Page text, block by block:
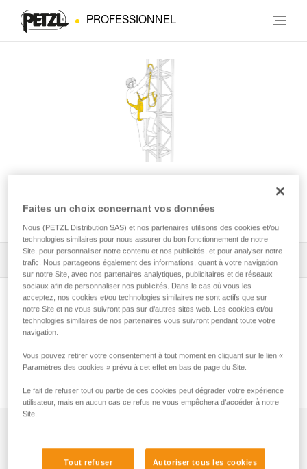
PROFESSIONNEL
ARREST KIT
Tous les conseils techniques 1 Filtrer
Quel type de longes d’antichute choisir ?
Technical Notice
App pour contrôler et suivre vos EPI
Faites un choix concernant vos données
Nous (PETZL Distribution SAS) et nos partenaires utilisons des cookies et/ou
technologies similaires pour nous assurer du bon fonctionnement de notre
Site, pour personnaliser notre contenu et nos publicités, et pour analyser notre
trafic. Nous partageons également des informations, quant à votre navigation
sur notre Site, avec nos partenaires analytiques, publicitaires et de réseaux
sociaux afin de personnaliser nos publicités. Dans le cas où vous les
acceptez, nos cookies et/ou technologies similaires ne sont actifs que sur
notre Site et ne vous suivront pas sur d’autres sites web. Les cookies et/ou
technologies similaires de nos partenaires vous suivront pendant toute votre
navigation.
Vous pouvez retirer votre consentement à tout moment en cliquant sur le lien «
Paramètres des cookies » prévu à cet effet en bas de page du Site.
Le fait de refuser tout ou partie de ces cookies peut dégrader votre expérience
utilisateur, mais en aucun cas ce refus ne vous empêchera d’accéder à notre
Site.
Tout refuser Autoriser tous les cookies